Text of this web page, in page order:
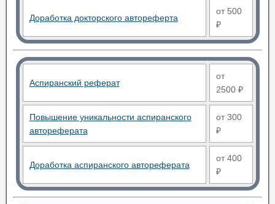
Доработка докторского автореферта
от 500
₽
Аспиранский реферат
от
2500 ₽
Повышение уникальности аспиранского
автореферата
от 300
₽
Доработка аспиранского автореферата
от 400
₽